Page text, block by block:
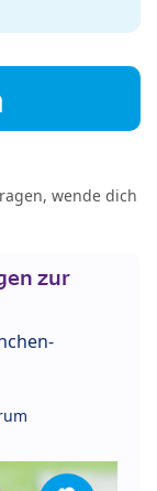
wende dich
zur